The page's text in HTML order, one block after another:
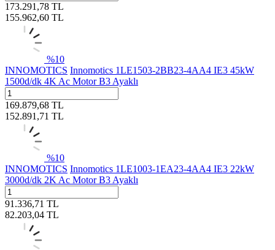
173.291,78 TL
155.962,60 TL
%10
INNOMOTICS Innomotics 1LE1503-2BB23-4AA4 IE3 45kW
1500d/dk 4K Ac Motor B3 Ayaklı
169.879,68 TL
152.891,71 TL
%10
INNOMOTICS Innomotics 1LE1003-1EA23-4AA4 IE3 22kW
3000d/dk 2K Ac Motor B3 Ayaklı
91.336,71 TL
82.203,04 TL